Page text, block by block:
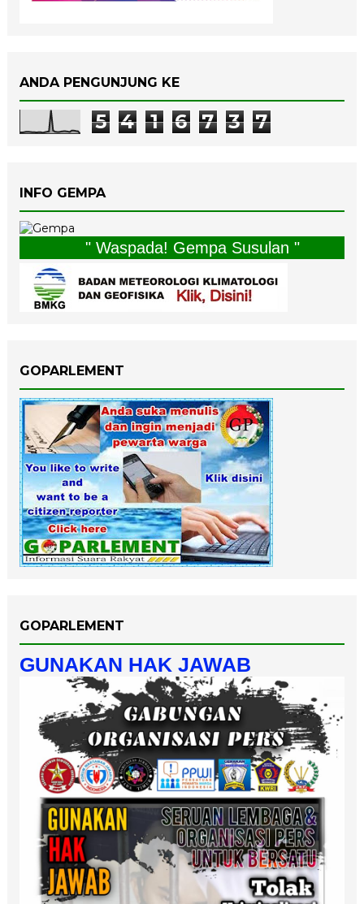
ANDA PENGUNJUNG KE
5 4 1 6 7 3 7
INFO GEMPA
" Waspada! Gempa Susulan "
GOPARLEMENT
GOPARLEMENT
GUNAKAN HAK JAWAB